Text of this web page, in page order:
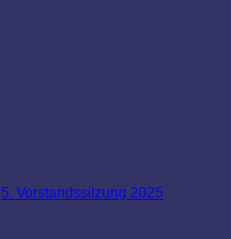
5. Vorstandssitzung 2025